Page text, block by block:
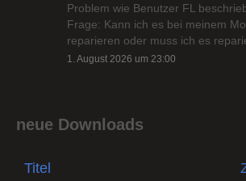
Problem wie Benutzer FL
Frage: Kann ich es bei meinem
reparieren oder muss ich es
1. August 2026 um 23:00
neue Downloads
Titel